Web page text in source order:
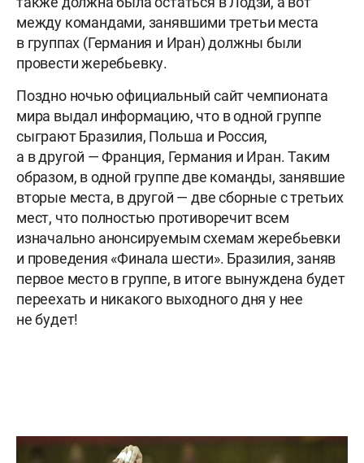
между командами, занявшими третьи места
в группах (Германия и Иран) должны были
провести жеребьевку.
Поздно ночью официальный сайт чемпионата
мира выдал информацию, что в одной группе
сыграют Бразилия, Польша и Россия,
а в другой — Франция, Германия и Иран. Таким
образом, в одной группе две команды, занявшие
вторые места, в другой — две сборные с третьих
мест, что полностью противоречит всем
изначально анонсируемым схемам жеребьевки
и проведения «Финала шести». Бразилия, заняв
первое место в группе, в итоге вынуждена будет
переехать и никакого выходного дня у нее
не будет!